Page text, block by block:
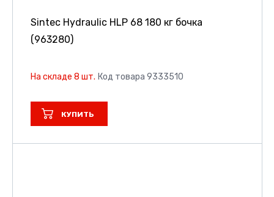
Sintec Hydraulic HLP 68 180 кг бочка
(963280)
На складе 8 шт. Код товара 9333510
КУПИТЬ